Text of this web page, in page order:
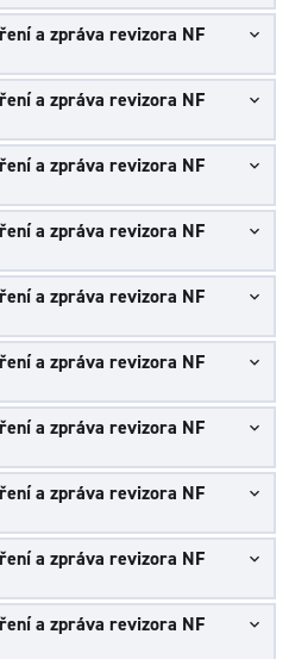
a zpráva revizora NF
a zpráva revizora NF
a zpráva revizora NF
a zpráva revizora NF
a zpráva revizora NF
a zpráva revizora NF
a zpráva revizora NF
a zpráva revizora NF
a zpráva revizora NF
a zpráva revizora NF